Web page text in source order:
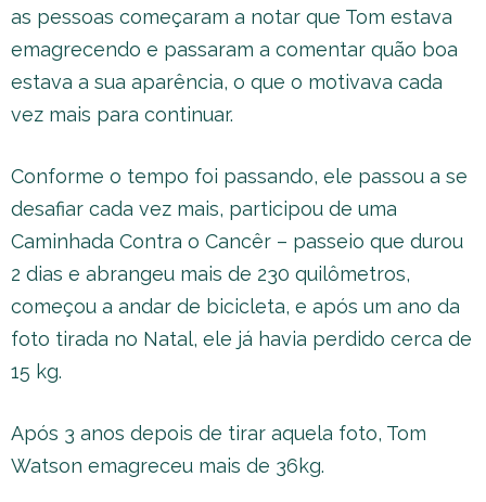
as pessoas começaram a notar que Tom estava
emagrecendo e passaram a comentar quão boa
estava a sua aparência, o que o motivava cada
vez mais para continuar.
Conforme o tempo foi passando, ele passou a se
desafiar cada vez mais, participou de uma
Caminhada Contra o Cancêr – passeio que durou
2 dias e abrangeu mais de 230 quilômetros,
começou a andar de bicicleta, e após um ano da
foto tirada no Natal, ele já havia perdido cerca de
15 kg.
Após 3 anos depois de tirar aquela foto, Tom
Watson emagreceu mais de 36kg.